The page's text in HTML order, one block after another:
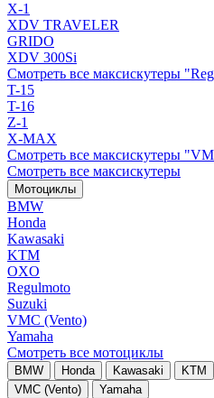
X-1
XDV TRAVELER
GRIDO
XDV 300Si
Смотреть все максискутеры
T-15
T-16
Z-1
X-MAX
Смотреть все максискутеры
Смотреть все максискутеры
Мотоциклы
BMW
Honda
Kawasaki
KTM
OXO
Regulmoto
Suzuki
VMC (Vento)
Yamaha
Смотреть все мотоциклы
BMW Honda Kawasaki KTM
VMC (Vento)
Yamaha